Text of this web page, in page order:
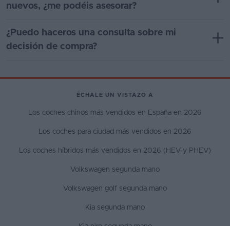
nuevos, ¿me podéis asesorar?
¿Puedo haceros una consulta sobre mi
decisión de compra?
ÉCHALE UN VISTAZO A
Los coches chinos más vendidos en España en 2026
Los coches para ciudad más vendidos en 2026
Los coches híbridos más vendidos en 2026 (HEV y PHEV)
Volkswagen segunda mano
Volkswagen golf segunda mano
Kia segunda mano